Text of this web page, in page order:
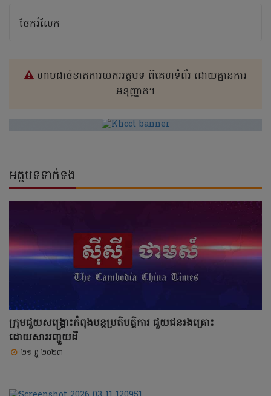
ចែករំលែក
ហាមដាច់ខាតការយកអត្ថបទ ពីគេហទំព័រ ដោយគ្មានការ
អនុញ្ញាត។
អត្ថបទទាក់ទង
ក្រុមជួយសង្រ្គោះកំពុងបន្តប្រតិបត្តិការ ជួយជនរងគ្រោះ
ដោយសាររញ្ជួយដី
២១ ធ្នូ ២០២៣